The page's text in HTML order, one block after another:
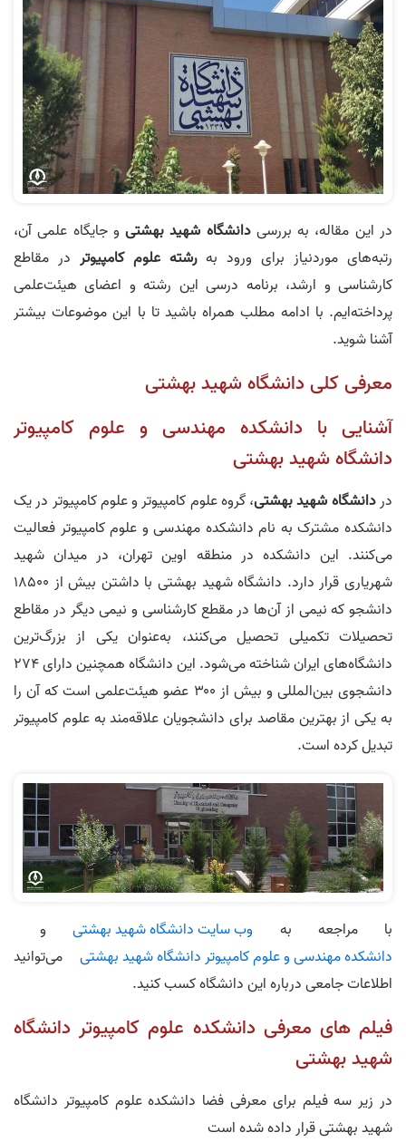
در این مقاله، به بررسی دانشگاه شهید بهشتیو جایگاه علمی آن،
رتبه‌های موردنیاز برای ورود بهرشته علوم کامپیوتر در مقاطع
کارشناسی و ارشد، برنامه درسی این رشته و اعضای هیئت‌علمی
پرداخته‌ایم. با ادامه مطلب همراه باشید تا با این موضوعات بیشتر
آشنا شوید.
معرفی کلی دانشگاه شهید بهشتی
آشنایی با دانشکده مهندسی و علوم کامپیوتر
دانشگاه شهید بهشتی
دردانشگاه شهید بهشتی، گروه علوم کامپیوتر و علوم کامپیوتر در یک
دانشکده مشترک به نام دانشکده مهندسی و علوم کامپیوتر فعالیت
می‌کنند. این دانشکده در منطقه اوین تهران، در میدان شهید
شهریاری قرار دارد. دانشگاه شهید بهشتی با داشتن بیش از ۱۸۵۰۰
دانشجو که نیمی از آن‌ها در مقطع کارشناسی و نیمی دیگر در مقاطع
تحصیلات تکمیلی تحصیل می‌کنند، به‌عنوان یکی از بزرگ‌ترین
دانشگاه‌های ایران شناخته می‌شود. این دانشگاه همچنین دارای ۲۷۴
دانشجوی بین‌المللی و بیش از ۳۰۰ عضو هیئت‌علمی است که آن را
به یکی از بهترین مقاصد برای دانشجویان علاقه‌مند به علوم کامپیوتر
تبدیل کرده است.
با مراجعه به وب‌ سایت دانشگاه شهید بهشتیو
دانشکده مهندسی و علوم کامپیوتر دانشگاه شهید بهشتی می‌توانید
اطلاعات جامعی درباره این دانشگاه کسب کنید.
فیلم های معرفی دانشکده علوم کامپیوتر دانشگاه
شهید بهشتی
در زیر سه فیلم برای معرفی فضا دانشکده علوم کامپیوتر دانشگاه
شهید بهشتی قرار داده شده است